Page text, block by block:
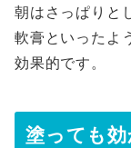
朝はさっぱりと
軟膏といったよ
効果的です。
塗っても